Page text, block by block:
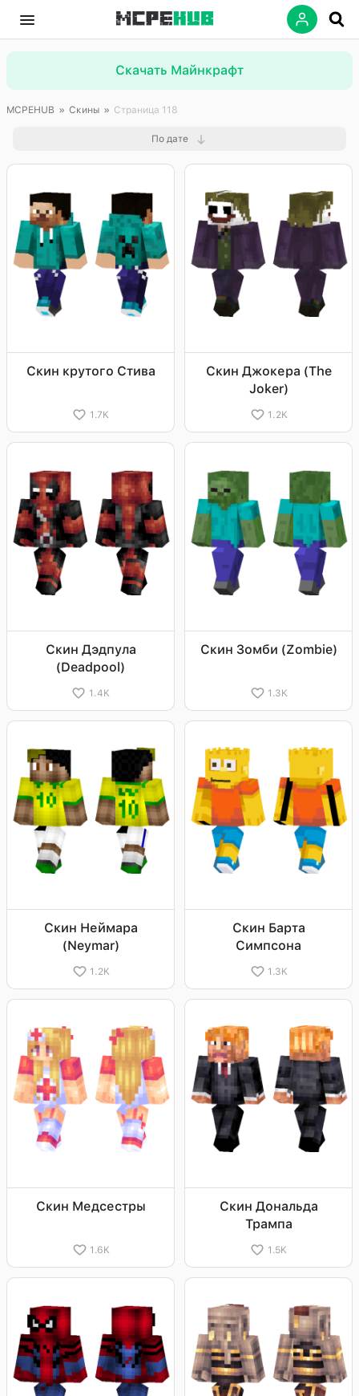
Скачать Майнкрафт
MCPEHUB » Скины » Страница 118
По дате
Скин крутого Стива
1.7K
Скин Джокера (The
Joker)
1.2K
Скин Дэдпула
(Deadpool)
1.4K
Скин Зомби (Zombie)
1.3K
Скин Неймара
(Neymar)
1.2K
Скин Барта
Симпсона
1.3K
Скин Медсестры
1.6K
Скин Дональда
Трампа
1.5K